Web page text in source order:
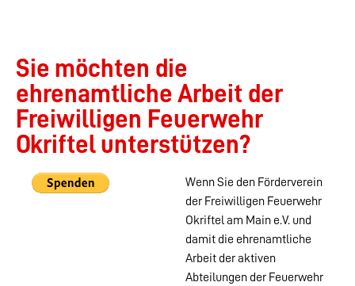
Sie möchten die
ehrenamtliche Arbeit der
Freiwilligen Feuerwehr
Okriftel unterstützen?
Wenn Sie den Förderverein
der Freiwilligen Feuerwehr
Okriftel am Main e.V. und
damit die ehrenamtliche
Arbeit der aktiven
Abteilungen der Feuerwehr